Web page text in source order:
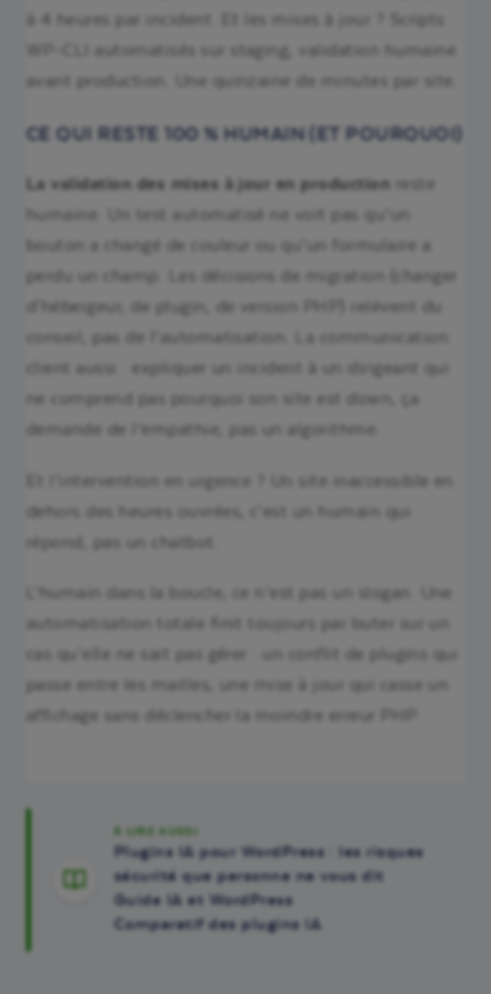
à 4 heures par incident. Et les mises à jour ? Scripts
WP-CLI automatisés sur staging, validation humaine
avant production. Une quinzaine de minutes par site.
CE QUI RESTE 100 % HUMAIN (ET POURQUOI)
La validation des mises à jour en production reste
humaine. Un test automatisé ne voit pas qu’un
bouton a changé de couleur ou qu’un formulaire a
perdu un champ. Les décisions de migration (changer
d’hébergeur, de plugin, de version PHP) relèvent du
conseil, pas de l’automatisation. La communication
client aussi : expliquer un incident à un dirigeant qui
ne comprend pas pourquoi son site est down, ça
demande de l’empathie, pas un algorithme.
Et l’intervention en urgence ? Un site inaccessible en
dehors des heures ouvrées, c’est un humain qui
répond, pas un chatbot.
L’humain dans la boucle, ce n’est pas un slogan. Une
automatisation totale finit toujours par buter sur un
cas qu’elle ne sait pas gérer : un conflit de plugins qui
passe entre les mailles, une mise à jour qui casse un
affichage sans déclencher la moindre erreur PHP.
À LIRE AUSSI
Plugins IA pour WordPress : les risques
sécurité que personne ne vous dit
Guide IA et WordPress
Comparatif des plugins IA